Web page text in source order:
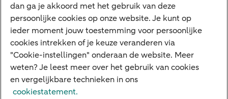
Vermogensoverdracht
Ondernemen en overdracht
Bijdragen betere wereld
Over ABN AMRO
dan ga je akkoord met het gebruik van deze
persoonlijke cookies op onze website. Je kunt op
ieder moment jouw toestemming voor persoonlijke
cookies intrekken of je keuze veranderen via
"Cookie-instellingen" onderaan de website. Meer
weten? Je leest meer over het gebruik van cookies
en vergelijkbare technieken in ons
cookiestatement.